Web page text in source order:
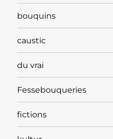
bouquins
caustic
du vrai
Fessebouqueries
fictions